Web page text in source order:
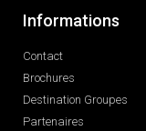
Informations
Contact
Brochures
Destination Groupes
Partenaires